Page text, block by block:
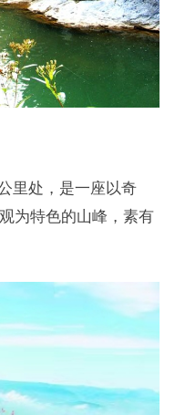
里处，是一座以奇
为特色的山峰，素有